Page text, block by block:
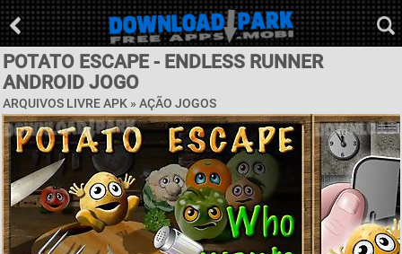
POTATO ESCAPE - ENDLESS RUNNER
ANDROID JOGO
ARQUIVOS LIVRE APK » AÇÃO JOGOS